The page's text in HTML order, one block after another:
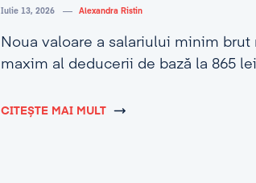
Iulie 13, 2026 Alexandra Ristin
Noua valoare a salariului minim
maxim al deducerii de bază la 865
CITEȘTE MAI MULT